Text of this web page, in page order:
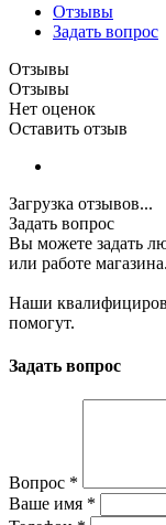
Отзывы
Задать вопрос
Отзывы
Отзывы
Нет оценок
Оставить отзыв
Загрузка отзывов...
Задать вопрос
Вы можете задать
или работе магазина.
Наши
помогут.
Задать вопрос
Вопрос *
Ваше имя *